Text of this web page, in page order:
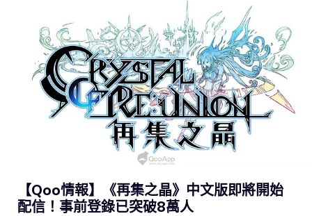
【Qoo情報】《再集之晶》中文版即將開始
配信！事前登錄已突破8萬人